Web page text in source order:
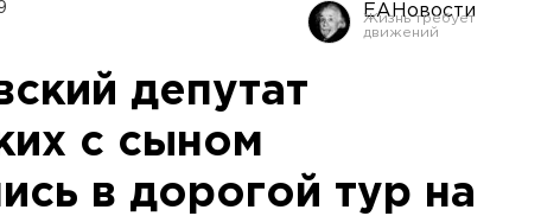
ЕАНовости
депутат
с сыном
в дорогой тур на